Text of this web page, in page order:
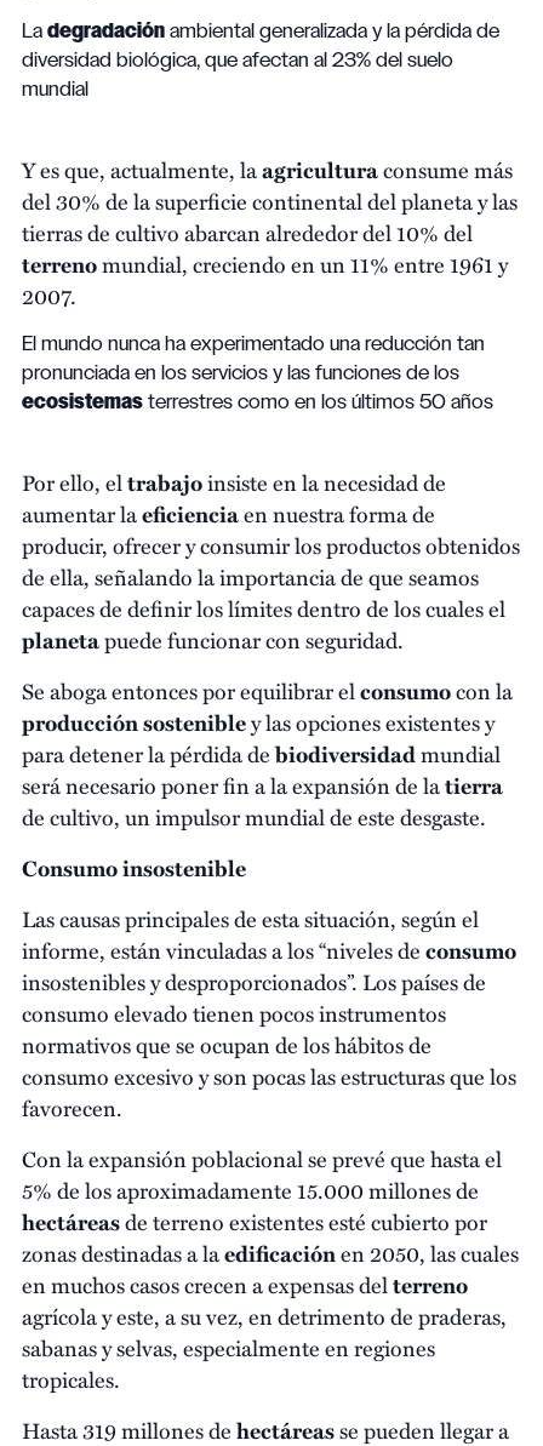
La degradación ambiental generalizada y la pérdida de
diversidad biológica, que afectan al 23% del suelo
mundial
Y es que, actualmente, laagriculturaconsume más
del 30% de la superficie continental del planeta y las
tierras de cultivo abarcan alrededor del 10% del
terrenomundial, creciendo en un 11% entre 1961 y
2007.
El mundo nunca ha experimentado una reducción tan
pronunciada en los servicios y las funciones de los
ecosistemas terrestres como en los últimos 50 años
Por ello, eltrabajoinsiste en la necesidad de
aumentar laeficienciaen nuestra forma de
producir, ofrecer y consumir los productos obtenidos
de ella, señalando la importancia de que seamos
capaces de definir los límites dentro de los cuales el
planetapuede funcionar con seguridad.
Se aboga entonces por equilibrar elconsumocon la
producción sostenibley las opciones existentes y
para detener la pérdida debiodiversidadmundial
será necesario poner fin a la expansión de latierra
de cultivo, un impulsor mundial de este desgaste.
Consumo insostenible
Las causas principales de esta situación, según el
informe, están vinculadas a los “niveles deconsumo
insostenibles y desproporcionados”. Los países de
consumo elevado tienen pocos instrumentos
normativos que se ocupan de los hábitos de
consumo excesivo y son pocas las estructuras que los
favorecen.
Con la expansión poblacional se prevé que hasta el
5% de los aproximadamente 15.000 millones de
hectáreasde terreno existentes esté cubierto por
zonas destinadas a laedificaciónen 2050, las cuales
en muchos casos crecen a expensas delterreno
agrícola y este, a su vez, en detrimento de praderas,
sabanas y selvas, especialmente en regiones
tropicales.
Hasta 319 millones dehectáreasse pueden llegar a